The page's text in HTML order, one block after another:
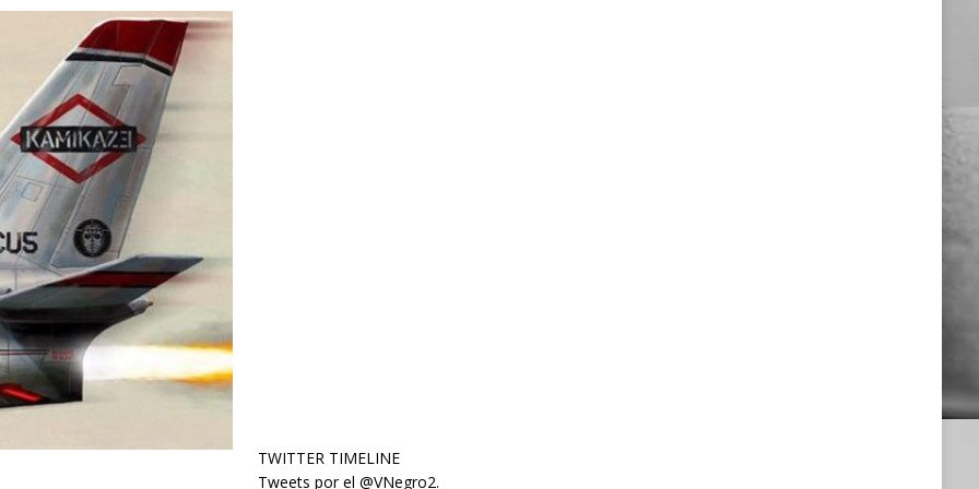
TWITTER TIMELINE
Tweets por el @VNegro2.